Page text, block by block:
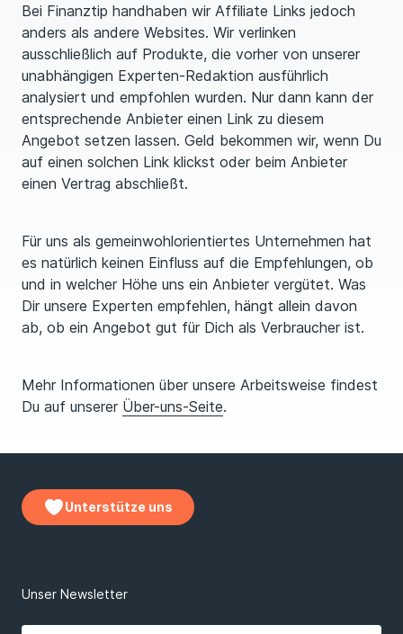
Bei Finanztip handhaben wir Affiliate Links jedoch
anders als andere Websites. Wir verlinken
ausschließlich auf Produkte, die vorher von unserer
unabhängigen Experten-Redaktion ausführlich
analysiert und empfohlen wurden. Nur dann kann der
entsprechende Anbieter einen Link zu diesem
Angebot setzen lassen. Geld bekommen wir, wenn Du
auf einen solchen Link klickst oder beim Anbieter
einen Vertrag abschließt.
Für uns als gemeinwohlorientiertes Unternehmen hat
es natürlich keinen Einfluss auf die Empfehlungen, ob
und in welcher Höhe uns ein Anbieter vergütet. Was
Dir unsere Experten empfehlen, hängt allein davon
ab, ob ein Angebot gut für Dich als Verbraucher ist.
Mehr Informationen über unsere Arbeitsweise findest
Du auf unserer Über-uns-Seite.
Unterstütze uns